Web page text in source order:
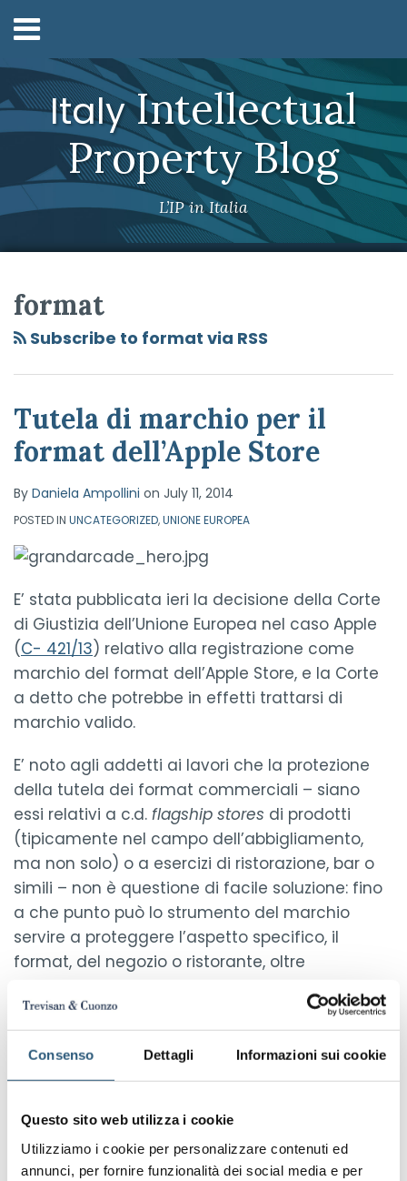
Consenso Dettagli Informazioni sui cookie
Questo sito web utilizza i cookie
Utilizziamo i cookie per personalizzare contenuti ed
annunci, per fornire funzionalità dei social media e per
to
content
Menu
Chi
Siamo
Contatti
Search
ItalyIntellectual
Property Blog
L’IP in Italia
format
Subscribe to format via RSS
Tutela di marchio per il
format dell’Apple Store
By Daniela Ampollini on July 11, 2014
POSTED IN UNCATEGORIZED,UNIONE EUROPEA
E’ stata pubblicata ieri la decisione della Corte
di Giustizia dell’Unione Europea nel caso Apple
(C- 421/13) relativo alla registrazione come
marchio del format dell’Apple Store, e la Corte
a detto che potrebbe in effetti trattarsi di
marchio valido.
E’ noto agli addetti ai lavori che la protezione
della tutela dei format commerciali – siano
essi relativi a c.d. flagship stores di prodotti
(tipicamente nel campo dell’abbigliamento,
ma non solo) o a esercizi di ristorazione, bar o
simili – non è questione di facile soluzione: fino
a che punto può lo strumento del marchio
servire a proteggere l’aspetto specifico, il
format, del negozio o ristorante, oltre
propriamente detto utilizzato all’interno dello
stesso? Possono servire altre forme di tutela,
quali ad esempio il design registrato o il diritto
d’autore? Secondo la Corte di Giustizia, è
chiaramente ipotizzabile una registrazione di
marchio che riguardi
spazio vendita”.
marchio
per
dell’Apple
Store
RSS
Twitter
LinkedIn